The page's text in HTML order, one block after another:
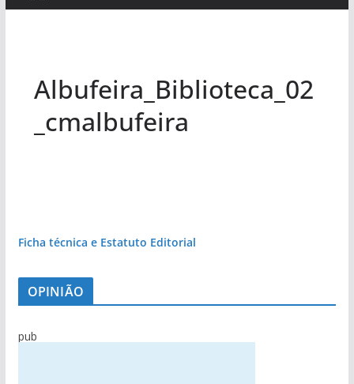
Albufeira_Biblioteca_02
_cmalbufeira
Ficha técnica e Estatuto Editorial
OPINIÃO
pub